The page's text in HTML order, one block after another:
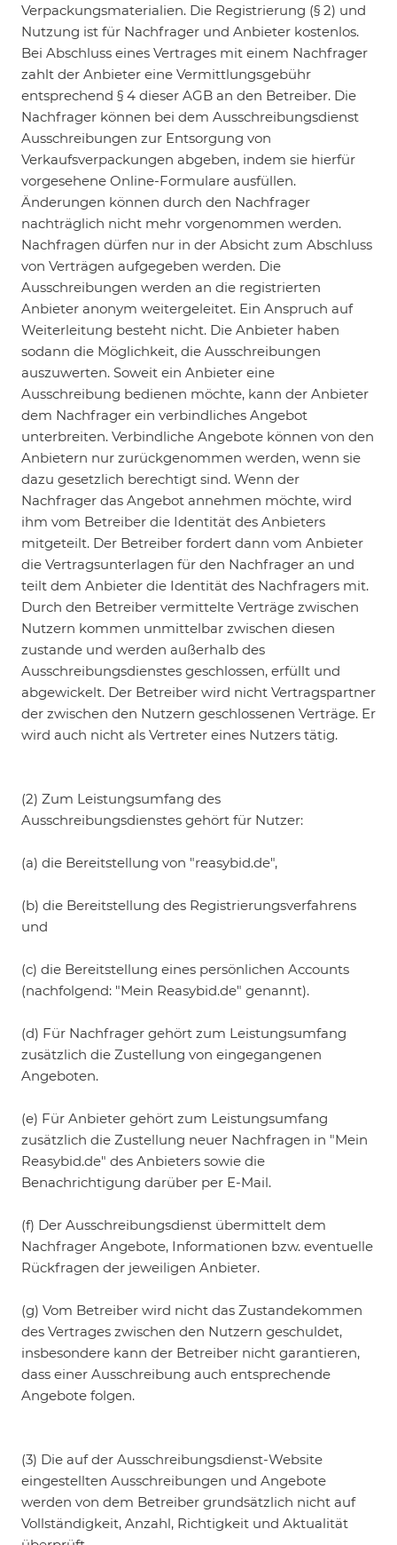
Verpackungsmaterialien. Die Registrierung (§ 2) und
Nutzung ist für Nachfrager und Anbieter kostenlos.
Bei Abschluss eines Vertrages mit einem Nachfrager
zahlt der Anbieter eine Vermittlungsgebühr
entsprechend § 4 dieser AGB an den Betreiber. Die
Nachfrager können bei dem Ausschreibungsdienst
Ausschreibungen zur Entsorgung von
Verkaufsverpackungen abgeben, indem sie hierfür
vorgesehene Online-Formulare ausfüllen.
Änderungen können durch den Nachfrager
nachträglich nicht mehr vorgenommen werden.
Nachfragen dürfen nur in der Absicht zum Abschluss
von Verträgen aufgegeben werden. Die
Ausschreibungen werden an die registrierten
Anbieter anonym weitergeleitet. Ein Anspruch auf
Weiterleitung besteht nicht. Die Anbieter haben
sodann die Möglichkeit, die Ausschreibungen
auszuwerten. Soweit ein Anbieter eine
Ausschreibung bedienen möchte, kann der Anbieter
dem Nachfrager ein verbindliches Angebot
unterbreiten. Verbindliche Angebote können von den
Anbietern nur zurückgenommen werden, wenn sie
dazu gesetzlich berechtigt sind. Wenn der
Nachfrager das Angebot annehmen möchte, wird
ihm vom Betreiber die Identität des Anbieters
mitgeteilt. Der Betreiber fordert dann vom Anbieter
die Vertragsunterlagen für den Nachfrager an und
teilt dem Anbieter die Identität des Nachfragers mit.
Durch den Betreiber vermittelte Verträge zwischen
Nutzern kommen unmittelbar zwischen diesen
zustande und werden außerhalb des
Ausschreibungsdienstes geschlossen, erfüllt und
abgewickelt. Der Betreiber wird nicht Vertragspartner
der zwischen den Nutzern geschlossenen Verträge. Er
wird auch nicht als Vertreter eines Nutzers tätig.
(2) Zum Leistungsumfang des
Ausschreibungsdienstes gehört für Nutzer:
(a) die Bereitstellung von "reasybid.de",
(b) die Bereitstellung des Registrierungsverfahrens
und
(c) die Bereitstellung eines persönlichen Accounts
(nachfolgend: "Mein Reasybid.de" genannt).
(d) Für Nachfrager gehört zum Leistungsumfang
zusätzlich die Zustellung von eingegangenen
Angeboten.
(e) Für Anbieter gehört zum Leistungsumfang
zusätzlich die Zustellung neuer Nachfragen in "Mein
Reasybid.de" des Anbieters sowie die
Benachrichtigung darüber per E-Mail.
(f) Der Ausschreibungsdienst übermittelt dem
Nachfrager Angebote, Informationen bzw. eventuelle
Rückfragen der jeweiligen Anbieter.
(g) Vom Betreiber wird nicht das Zustandekommen
des Vertrages zwischen den Nutzern geschuldet,
insbesondere kann der Betreiber nicht garantieren,
dass einer Ausschreibung auch entsprechende
Angebote folgen.
(3) Die auf der Ausschreibungsdienst-Website
eingestellten Ausschreibungen und Angebote
werden von dem Betreiber grundsätzlich nicht auf
Vollständigkeit, Anzahl, Richtigkeit und Aktualität